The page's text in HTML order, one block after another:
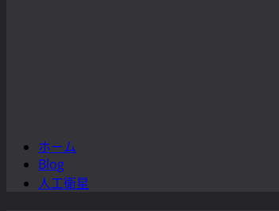
ホーム
Blog
人工衛星